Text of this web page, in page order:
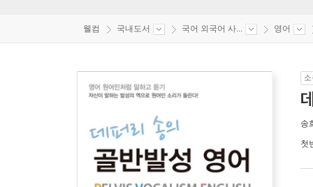
웰컴 국내도서 국어 외국어 사... 영어
송
첫